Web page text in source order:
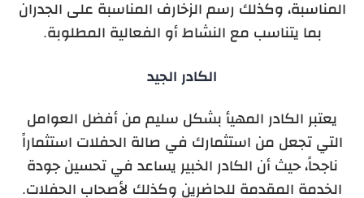
المناسبة، وكذلك رسم الزخارف المناسبة على الجدران
بما يتناسب مع النشاط أو الفعالية المطلوبة.
الكادر الجيد
يعتبر الكادر المهيأ بشكل سليم من أفضل العوامل
التي تجعل من استثمارك في صالة الحفلات استثماراً
ناجحاً، حيث أن الكادر الخبير يساعد في تحسين جودة
الخدمة المقدمة للحاضرين وكذلك لأصحاب الحفلات.